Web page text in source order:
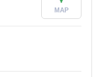
MAP